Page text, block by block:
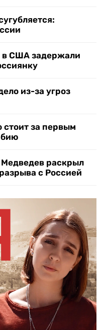
в США задержали
из-за угроз
за первым
раскрыл
с Россией